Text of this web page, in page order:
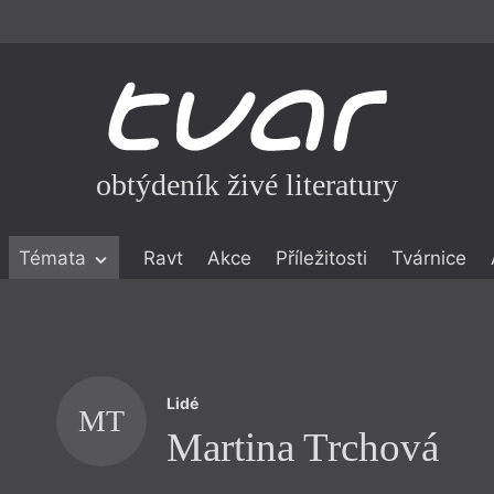
obtýdeník živé literatury
Témata Ravt Akce Příležitosti Tvárnice
MT Lidé
Martina Trchová